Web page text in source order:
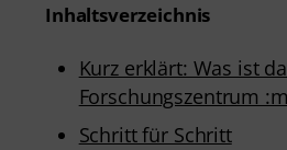
Inhaltsverzeichnis
Kurz erklärt: Was ist
Forschungszentrum
Schritt für Schritt